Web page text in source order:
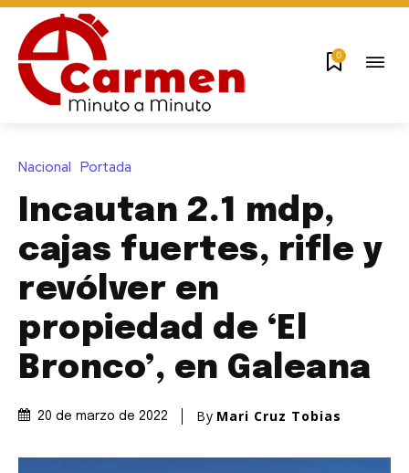
0
Nacional Portada
Incautan 2.1 mdp,
cajas fuertes, rifle y
revólver en
propiedad de ‘El
Bronco’, en Galeana
20 de marzo de 2022 By Mari Cruz Tobias